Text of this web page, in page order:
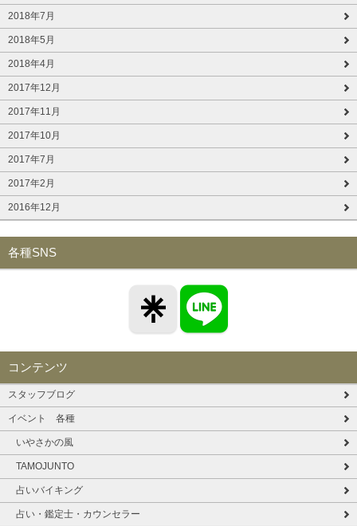
2018年7月
2018年5月
2018年4月
2017年12月
2017年11月
2017年10月
2017年7月
2017年2月
2016年12月
各種SNS
コンテンツ
スタッフブログ
イベント 各種
いやさかの風
TAMOJUNTO
占いバイキング
占い・鑑定士・カウンセラー